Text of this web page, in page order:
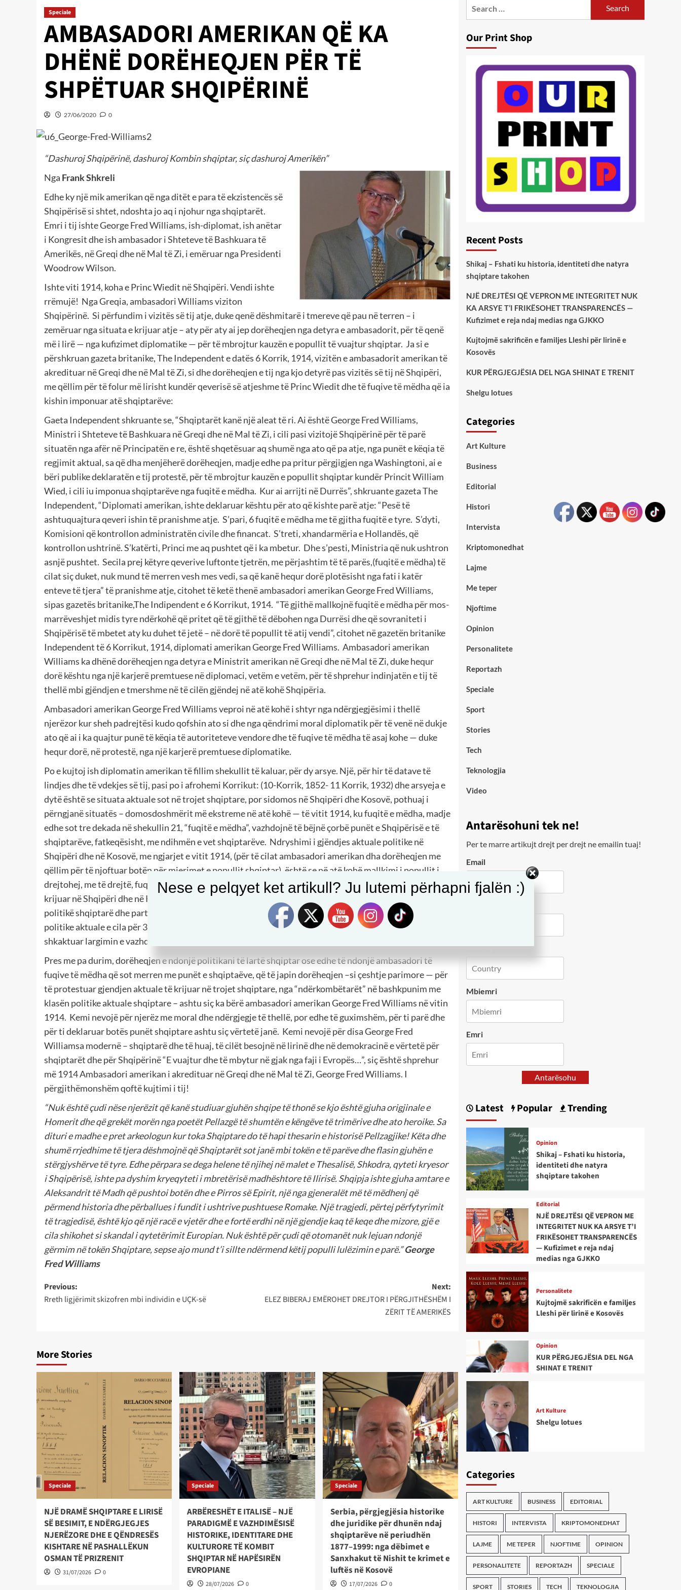
Speciale
AMBASADORI AMERIKAN QË KA
DHËNË DORËHEQJEN PËR TË
SHPËTUAR SHQIPËRINË
27/06/2020 0
“Dashuroj Shqipërinë, dashuroj Kombin shqiptar, siç dashuroj Amerikën”
Nga Frank Shkreli
Edhe ky një mik amerikan që nga ditët e para të ekzistencës së
Shqipërisë si shtet, ndoshta jo aq i njohur nga shqiptarët.
Emri i tij ishte George Fred Williams, ish-diplomat, ish anëtar
i Kongresit dhe ish ambasador i Shteteve të Bashkuara të
Amerikës, në Greqi dhe në Mal të Zi, i emëruar nga Presidenti
Woodrow Wilson.
Ishte viti 1914, koha e Princ Wiedit në Shqipëri. Vendi ishte
rrëmujë! Nga Greqia, ambasadori Williams viziton
Shqipërinë. Si përfundim i vizitës së tij atje, duke qenë dëshmitarë i tmereve që pau në terren – i
zemëruar nga situata e krijuar atje – aty për aty ai jep dorëheqjen nga detyra e ambasadorit, për të qenë
më i lirë — nga kufizimet diplomatike — për të mbrojtur kauzën e popullit të vuajtur shqiptar. Ja si e
përshkruan gazeta britanike, The Independent e datës 6 Korrik, 1914, vizitën e ambasadorit amerikan të
akredituar në Greqi dhe në Mal të Zi, si dhe dorëheqjen e tij nga kjo detyrë pas vizitës së tij në Shqipëri,
me qëllim për të folur më lirisht kundër qeverisë së atjeshme të Princ Wiedit dhe të fuqive të mëdha që ia
kishin imponuar atë shqiptarëve:
Gaeta Independent shkruante se, “Shqiptarët kanë një aleat të ri. Ai është George Fred Williams,
Ministri i Shteteve të Bashkuara në Greqi dhe në Mal të Zi, i cili pasi vizitojë Shqipërinë për të parë
situatën nga afër në Principatën e re, është shqetësuar aq shumë nga ato që pa atje, nga punët e këqia të
regjimit aktual, sa që dha menjëherë dorëheqjen, madje edhe pa pritur përgjigjen nga Washingtoni, ai e
bëri publike deklaratën e tij protestë, për të mbrojtur kauzën e popullit shqiptar kundër Princit William
Wied, i cili iu imponua shqiptarëve nga fuqitë e mëdha. Kur ai arrijti në Durrës”, shkruante gazeta The
Independent, “Diplomati amerikan, ishte deklaruar kështu për ato që kishte parë atje: “Pesë të
ashtuquajtura qeveri ishin të pranishme atje. S’pari, 6 fuqitë e mëdha me të gjitha fuqitë e tyre. S’dyti,
Komisioni që kontrollon administratën civile dhe financat. S’treti, xhandarmëria e Hollandës, që
kontrollon ushtrinë. S’katërti, Princi me aq pushtet që i ka mbetur. Dhe s’pesti, Ministria që nuk ushtron
asnjë pushtet. Secila prej këtyre qeverive luftonte tjetrën, me përjashtim të të parës,(fuqitë e mëdha) të
cilat siç duket, nuk mund të merren vesh mes vedi, sa që kanë hequr dorë plotësisht nga fati i katër
enteve të tjera” të pranishme atje, citohet të ketë thenë ambasadori amerikan George Fred Williams,
sipas gazetës britanike,The Indipendent e 6 Korrikut, 1914. “Të gjithë mallkojnë fuqitë e mëdha për mos-
marrëveshjet midis tyre ndërkohë që pritet që të gjithë të dëbohen nga Durrësi dhe që sovraniteti i
Shqipërisë të mbetet aty ku duhet të jetë – në dorë të popullit të atij vendi”, citohet në gazetën britanike
Independent të 6 Korrikut, 1914, diplomati amerikan George Fred Williams. Ambasadori amerikan
Williams ka dhënë dorëheqjen nga detyra e Ministrit amerikan në Greqi dhe në Mal të Zi, duke hequr
dorë kështu nga një karjerë premtuese në diplomaci, vetëm e vetëm, për të shprehur indinjatën e tij të
thellë mbi gjëndjen e tmershme në të cilën gjëndej në atë kohë Shqipëria.
Ambasadori amerikan George Fred Williams veproi në atë kohë i shtyr nga ndërgjegjësimi i thellë
njerëzor kur sheh padrejtësi kudo qofshin ato si dhe nga qëndrimi moral diplomatik për të venë në dukje
ato që ai i ka quajtur punë të këqia të autoriteteve vendore dhe të fuqive të mëdha të asaj kohe — duke
hequr dorë, në protestë, nga një karjerë premtuese diplomatike.
Po e kujtoj ish diplomatin amerikan të fillim shekullit të kaluar, për dy arsye. Një, për hir të datave të
lindjes dhe të vdekjes së tij, pasi po i afrohemi Korrikut: (10-Korrik, 1852- 11 Korrik, 1932) dhe arsyeja e
dytë është se situata aktuale sot në trojet shqiptare, por sidomos në Shqipëri dhe Kosovë, pothuaj i
përngjanë situatës – domosdoshmërit më ekstreme në atë kohë — të vitit 1914, ku fuqitë e mëdha, madje
edhe sot tre dekada në shekullin 21, “fuqitë e mëdha”, vazhdojnë të bëjnë çorbë punët e Shqipërisë e të
shqiptarëve, fatkeqësisht, me ndihmën e vet shqiptarëve. Ndryshimi i gjëndjes aktuale politike në
Shqipëri dhe në Kosovë, me ngjarjet e vitit 1914, (për të cilat ambasadori amerikan dha dorëheqjen me
qëllim për të njoftuar botën për mjerimet e popullit shqiptar), është se në atë kohë mallkimi i popullit i
drejtohej, me të drejtë, fuqive të mëdha dhe përfaqsuesve të tyre në Shqipëri.
Ndërsa sot, për gjëndjen e
krijuar në Shqipëri dhe në Kosovë – kryesisht, si rrjedhim i konflikteve politike mids përfaqësuesve
politikë shqiptarë dhe partive të tyre që ata përfaqësojnë – shqiptarët e sotëm mallkojnë këtë klasë
politike aktuale e cila për 30-vjet post-komunizëm, nuk di a po nuk do të rregullojë punët e shtëpisë, duke
shkaktuar largimin e vazhdueshëm të shqiptarëve nga trojet e veta.
Pres me pa durim, dorëheqjen e ndonjë politikani të lartë shqiptar ose edhe të ndonjë ambasadori të
fuqive të mëdha që sot merren me punët e shqiptaëve, që të japin dorëheqjen –si çeshtje parimore — për
të protestuar gjendjen aktuale të krijuar në trojet shqiptare, nga “ndërkombëtarët” në bashkpunim me
klasën politike aktuale shqiptare – ashtu siç ka bërë ambasadori amerikan George Fred Williams në vitin
1914. Kemi nevojë për njerëz me moral dhe ndërgjegje të thellë, por edhe të guximshëm, për ti parë dhe
për ti deklaruar botës punët shqiptare ashtu siç vërtetë janë. Kemi nevojë për disa George Fred
Williamsa modernë – shqiptarë dhe të huaj, të cilët besojnë në lirinë dhe në demokracinë e vërtetë për
shqiptarët dhe për Shqipërinë “E vuajtur dhe të mbytur në gjak nga faji i Evropës…”, siç është shprehur
më 1914 Ambasadori amerikan i akredituar në Greqi dhe në Mal të Zi, George Fred Williams. I
përgjithëmonshëm qoftë kujtimi i tij!
“Nuk është çudi nëse njerëzit që kanë studiuar gjuhën shqipe të thonë se kjo është gjuha origjinale e
Homerit dhe që grekët morën nga poetët Pellazgë të shumtën e këngëve të trimërive dhe ato heroike. Sa
dituri e madhe e pret arkeologun kur toka Shqiptare do të hapi thesarin e historisë Pellzagjike! Këta dhe
shumë rrjedhime të tjera dëshmojnë që Shqiptarët sot janë mbi tokën e të parëve dhe flasin gjuhën e
stërgjyshërve të tyre. Edhe përpara se dega helene të njihej në malet e Thesalisë, Shkodra, qyteti kryesor
i Shqipërisë, ishte pa dyshim kryeqyteti i mbretërisë madhështore të Ilirisë. Shqipja ishte gjuha amtare e
Aleksandrit të Madh që pushtoi botën dhe e Pirros së Epirit, një nga gjeneralët më të mëdhenj që
përmend historia dhe përballues i fundit i ushtrive pushtuese Romake. Një tragjedi, përtej përfytyrimit
të tragjedisë, është kjo që një racë e vjetër dhe e fortë erdhi në një gjendje kaq të keqe dhe mizore, gjë e
cila shikohet si skandal i qytetërimit Europian. Nuk është për çudi që otomanët nuk lejuan ndonjë
gërmim në tokën Shqiptare, sepse ajo mund t’i sillte ndërmend këtij populli lulëzimin e parë.” George
Fred Williams
Post
navigation
Previous:
Rreth ligjërimit skizofren mbi individin e UÇK-së
Next:
ELEZ BIBERAJ EMËROHET DREJTOR I PËRGJITHËSHËM I
ZËRIT TË AMERIKËS
More Stories
Speciale
NJË DRAMË SHQIPTARE E LIRISË
SË BESIMIT, E NDËRGJEGJES
NJERËZORE DHE E QËNDRESËS
KISHTARE NË PASHALLËKUN
OSMAN TË PRIZRENIT
31/07/2026 0
Speciale
ARBËRESHËT E ITALISË – NJË
PARADIGMË E VAZHDIMËSISË
HISTORIKE, IDENTITARE DHE
KULTURORE TË KOMBIT
SHQIPTAR NË HAPËSIRËN
EVROPIANE
28/07/2026 0
Speciale
Serbia, përgjegjësia historike
dhe juridike për dhunën ndaj
shqiptarëve në periudhën
1877–1999: nga dëbimet e
Sanxhakut të Nishit te krimet e
luftës në Kosovë
17/07/2026 0
Our Print Shop
Recent Posts
Shikaj – Fshati ku historia, identiteti dhe natyra
shqiptare takohen
NJË DREJTËSI QË VEPRON ME INTEGRITET NUK
KA ARSYE T’I FRIKËSOHET TRANSPARENCËS —
Kufizimet e reja ndaj medias nga GJKKO
Kujtojmë sakrificën e familjes Lleshi për lirinë e
Kosovës
KUR PËRGJEGJËSIA DEL NGA SHINAT E TRENIT
Shelgu lotues
Categories
Art Kulture
Business
Editorial
Histori
Intervista
Kriptomonedhat
Lajme
Me teper
Njoftime
Opinion
Personalitete
Reportazh
Speciale
Sport
Stories
Tech
Teknologjia
Video
Antarësohuni tek ne!
Per te marre artikujt drejt per drejt ne emailin tuaj!
Email
Country
Mbiemri
Emri
Antarësohu
Latest Popular Trending
Opinion
Shikaj – Fshati ku historia,
identiteti dhe natyra
shqiptare takohen
Editorial
NJË DREJTËSI QË VEPRON ME
INTEGRITET NUK KA ARSYE T’I
FRIKËSOHET TRANSPARENCËS
— Kufizimet e reja ndaj
medias nga GJKKO
Personalitete
Kujtojmë sakrificën e familjes
Lleshi për lirinë e Kosovës
Opinion
KUR PËRGJEGJËSIA DEL NGA
SHINAT E TRENIT
Art Kulture
Shelgu lotues
Categories
ART KULTURE BUSINESS EDITORIAL
HISTORI INTERVISTA KRIPTOMONEDHAT
LAJME ME TEPER NJOFTIME OPINION
PERSONALITETE REPORTAZH SPECIALE
SPORT STORIES TECH TEKNOLOGJIA
Nese e pelqyet ket artikull? Ju lutemi përhapni fjalën :)